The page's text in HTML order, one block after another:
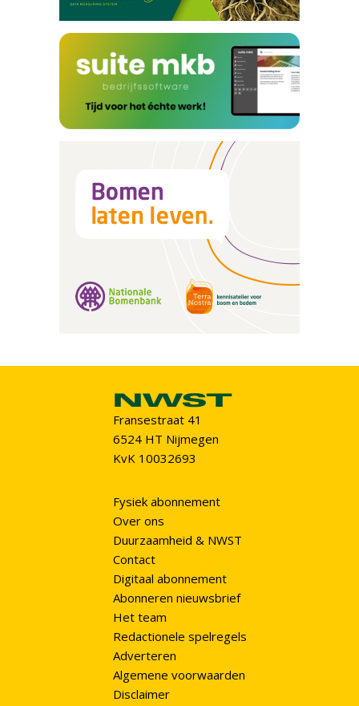
Fransestraat 41
6524 HT Nijmegen
KvK 10032693
Fysiek abonnement
Over ons
Duurzaamheid & NWST
Contact
Digitaal abonnement
Abonneren nieuwsbrief
Het team
Redactionele spelregels
Adverteren
Algemene voorwaarden
Disclaimer